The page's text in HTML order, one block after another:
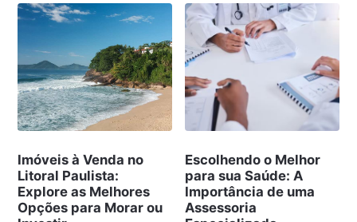
Imóveis à Venda no
Litoral Paulista:
Explore as Melhores
Opções para Morar ou
Escolhendo o Melhor
para sua Saúde: A
Importância de uma
Assessoria